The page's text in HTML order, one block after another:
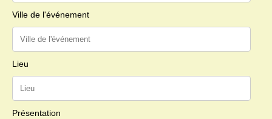
Ville de l'événement
Lieu
Présentation